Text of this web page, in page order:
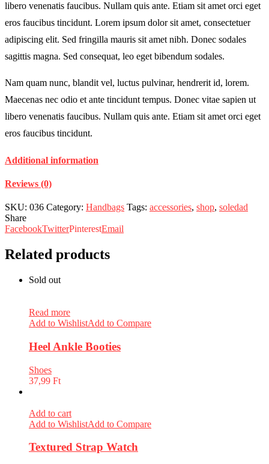
libero venenatis faucibus. Nullam quis ante. Etiam sit amet orci eget
eros faucibus tincidunt. Lorem ipsum dolor sit amet, consectetuer
adipiscing elit. Sed fringilla mauris sit amet nibh. Donec sodales
sagittis magna. Sed consequat, leo eget bibendum sodales.
Nam quam nunc, blandit vel, luctus pulvinar, hendrerit id, lorem.
Maecenas nec odio et ante tincidunt tempus. Donec vitae sapien ut
libero venenatis faucibus. Nullam quis ante. Etiam sit amet orci eget
eros faucibus tincidunt.
Additional information
Reviews (0)
SKU: 036 Category: Handbags Tags: accessories, shop, soledad
Share
FacebookTwitterPinterestEmail
Related products
Sold out
Read more
Add to WishlistAdd to Compare
Heel Ankle Booties
Shoes
37,99 Ft
Add to cart
Add to WishlistAdd to Compare
Textured Strap Watch